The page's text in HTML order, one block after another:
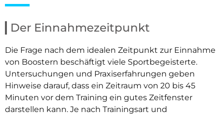
Der Einnahmezeitpunkt
Die Frage nach dem idealen Zeitpunkt zur Einnahme
von Boostern beschäftigt viele Sportbegeisterte.
Untersuchungen und Praxiserfahrungen geben
Hinweise darauf, dass ein Zeitraum von 20 bis 45
Minuten vor dem Training ein gutes Zeitfenster
darstellen kann. Je nach Trainingsart und